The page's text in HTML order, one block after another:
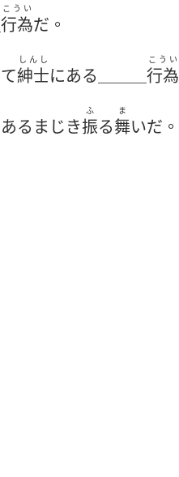
行為
こうい
だ。
紳士
しんし
にある＿＿＿ 行為
こうい
るまじき振
ふ
る舞
ま
いだ。